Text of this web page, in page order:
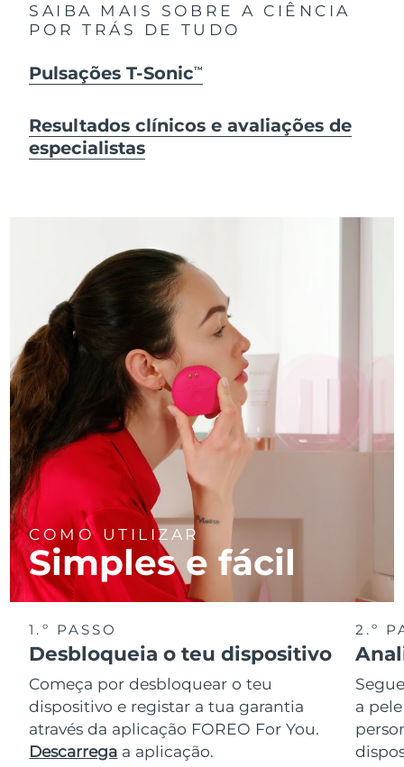
SAIBA MAIS SOBRE A CIÊNCIA
POR TRÁS DE TUDO
Pulsações T-SonicTM
Resultados clínicos e avaliações de
especialistas
COMO UTILIZAR
Simples e fácil
1.º PASSO
Desbloqueia o teu dispositivo
Começa por desbloquear o teu
dispositivo e registar a tua garantia
através da aplicação FOREO For You.
Descarrega a aplicação.
2.º
a